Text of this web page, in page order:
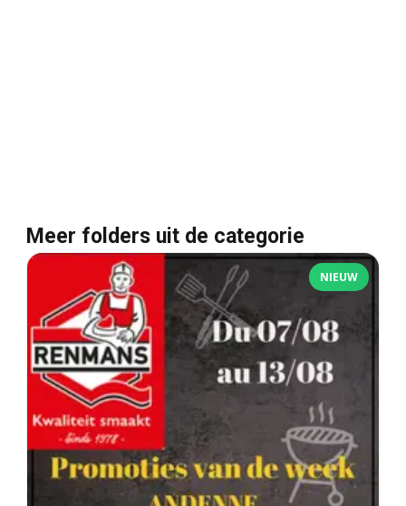
Meer folders uit de categorie
NIEUW